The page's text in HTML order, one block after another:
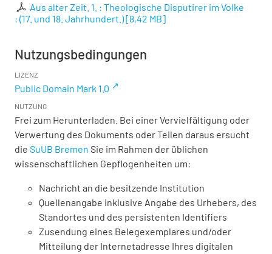
Aus alter Zeit. 1. : Theologische Disputirer im Volke
: (17. und 18. Jahrhundert.)[8,42 MB]
Nutzungsbedingungen
LIZENZ
Public Domain Mark 1.0
NUTZUNG
Frei zum Herunterladen. Bei einer Vervielfältigung oder
Verwertung des Dokuments oder Teilen daraus ersucht
die SuUB Bremen Sie im Rahmen der üblichen
wissenschaftlichen Gepflogenheiten um:
Nachricht an die besitzende Institution
Quellenangabe inklusive Angabe des Urhebers, des
Standortes und des persistenten Identifiers
Zusendung eines Belegexemplares und/oder
Mitteilung der Internetadresse Ihres digitalen